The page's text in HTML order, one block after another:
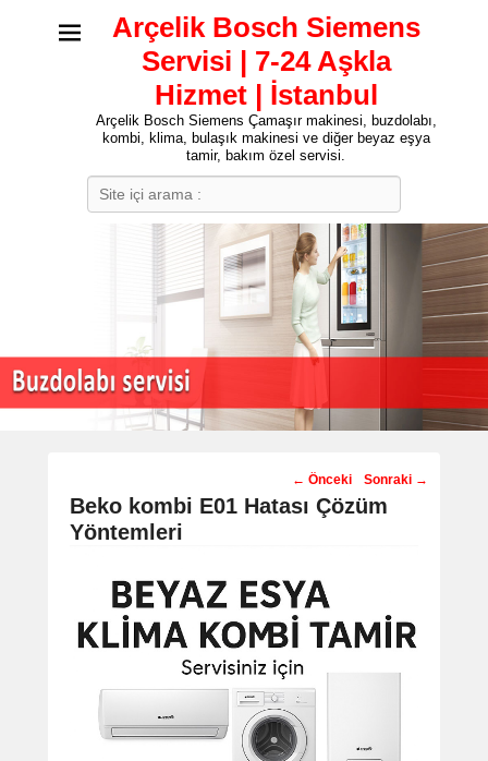
Arçelik Bosch Siemens
Servisi | 7-24 Aşkla
Hizmet | İstanbul
Arçelik Bosch Siemens Çamaşır makinesi, buzdolabı,
kombi, klima, bulaşık makinesi ve diğer beyaz eşya
tamir, bakım özel servisi.
Post
navigation
← Önceki Sonraki →
Beko kombi E01 Hatası Çözüm
Yöntemleri